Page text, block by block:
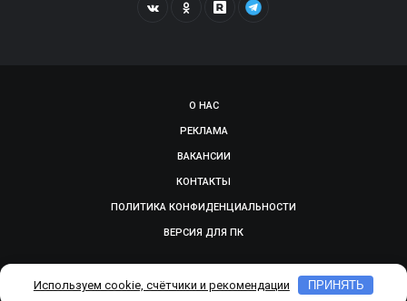
О НАС
РЕКЛАМА
ВАКАНСИИ
КОНТАКТЫ
ПОЛИТИКА КОНФИДЕНЦИАЛЬНОСТИ
ВЕРСИЯ ДЛЯ ПК
© 2009-2026, SMOLGAZETA.RU. СДЕЛАНО ВADEPTUM
Используем cookie, счётчики и рекомендации ПРИНЯТЬ